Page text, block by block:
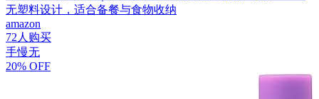
无塑料设计，适合备餐与食物收纳
amazon
72人购买
手慢无
20% OFF